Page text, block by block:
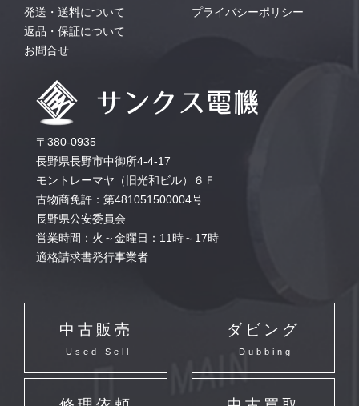
発送・送料について
返品・保証について
お問合せ
プライバシーポリシー
〒380-0935
長野県長野市中御所4-4-17
モントレーマヤ（旧光和ビル）６Ｆ
古物商免許：第481051500004号
長野県公安委員会
営業時間：火～金曜日：11時～17時
適格請求書発行事業者
中古販売
- Used Sell-
ダビング
- Dubbing-